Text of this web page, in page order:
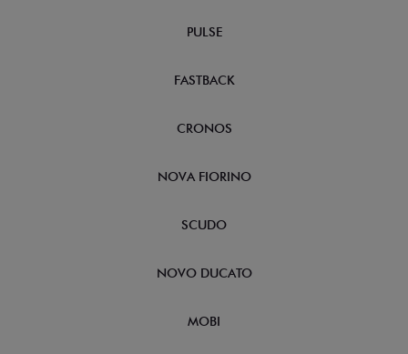
PULSE
FASTBACK
CRONOS
NOVA FIORINO
SCUDO
NOVO DUCATO
MOBI